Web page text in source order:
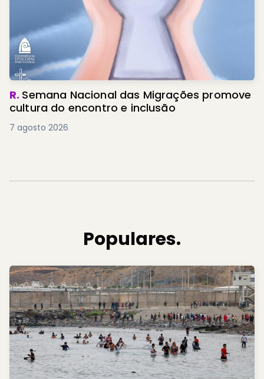
R. Semana Nacional das Migrações promove
cultura do encontro e inclusão
7 agosto 2026
Populares.